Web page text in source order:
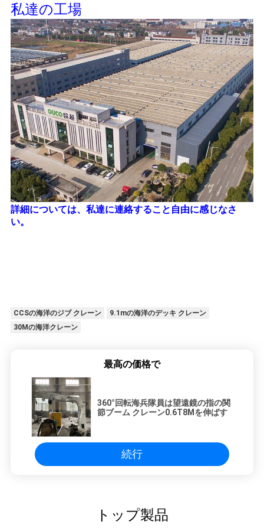
私達の工場
詳細については、私達に連絡すること自由に感じなさ
い。
CCSの海洋のジブ クレーン
9.1mの海洋のデッキ クレーン
30Mの海洋クレーン
最高の価格で
360°回転海兵隊員は望遠鏡の指の関
節ブーム クレーン0.6T8Mを伸ばす
続行
トップ製品